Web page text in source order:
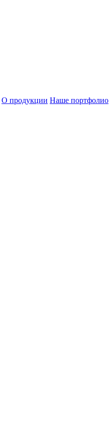
О продукции Наше портфолио